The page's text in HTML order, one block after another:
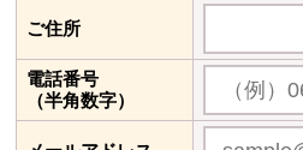
ご住所
電話番号
（半角数字）